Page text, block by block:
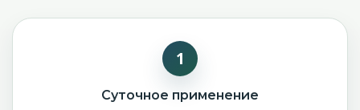
1
Суточное применение